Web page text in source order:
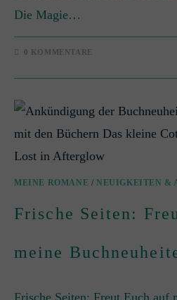
Die Magie…
0 KOMMENTARE
MEINE ROMANE /NEUIGKEITEN &
Frische Seiten:
meine
Frische Seiten: Freut Euch auf